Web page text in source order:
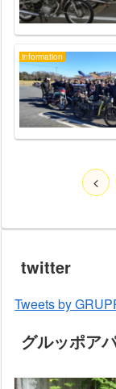
information
twitter
Tweets by
グルッポア